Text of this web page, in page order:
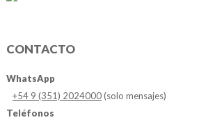
CONTACTO
WhatsApp
+54 9 (351) 2024000(solo mensajes)
Teléfonos